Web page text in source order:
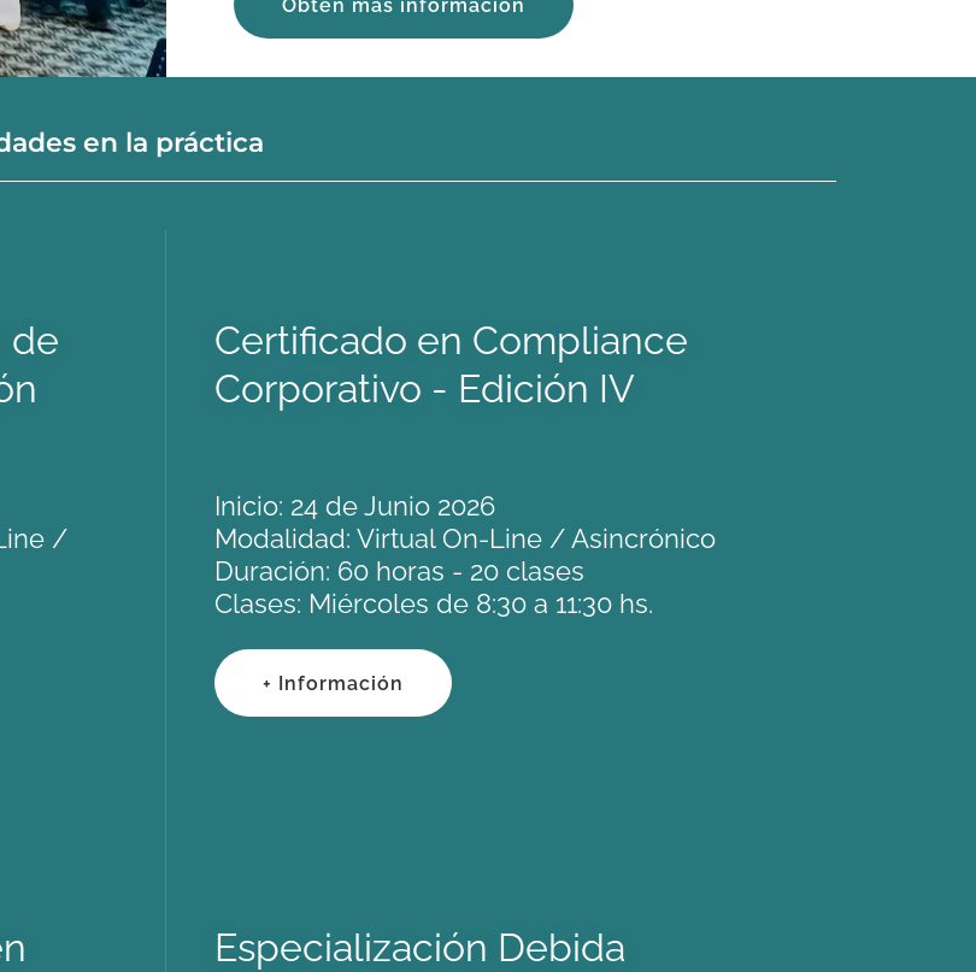
Obtén más información
en la práctica
de
/
Certificado en Compliance
Corporativo - Edición IV
Inicio: 24 de Junio 2026
Modalidad: Virtual On-Line / Asincrónico
Duración: 60 horas - 20 clases
Clases: Miércoles de 8:30 a 11:30 hs.
+ Información
Especialización Debida